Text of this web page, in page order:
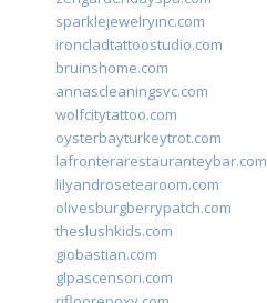
sparklejewelryinc.com
ironcladtattoostudio.com
bruinshome.com
annascleaningsvc.com
wolfcitytattoo.com
oysterbayturkeytrot.com
lafronterarestauranteybar.com
lilyandrosetearoom.com
olivesburgberrypatch.com
theslushkids.com
giobastian.com
glpascensori.com